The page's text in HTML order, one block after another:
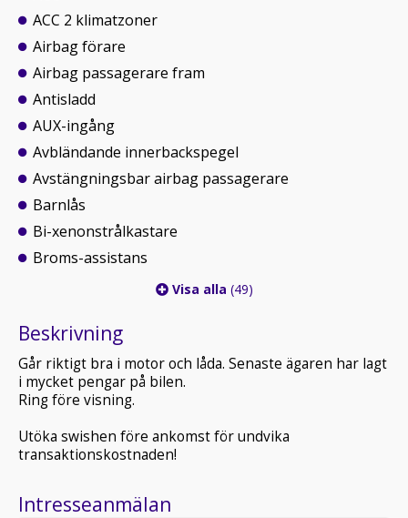
ACC 2 klimatzoner
Airbag förare
Airbag passagerare fram
Antisladd
AUX-ingång
Avbländande innerbackspegel
Avstängningsbar airbag passagerare
Barnlås
Bi-xenonstrålkastare
Broms-assistans
Visa alla (49)
Beskrivning
Går riktigt bra i motor och låda. Senaste ägaren har lagt
i mycket pengar på bilen.
Ring före visning.
Utöka swishen före ankomst för undvika
transaktionskostnaden!
Intresseanmälan